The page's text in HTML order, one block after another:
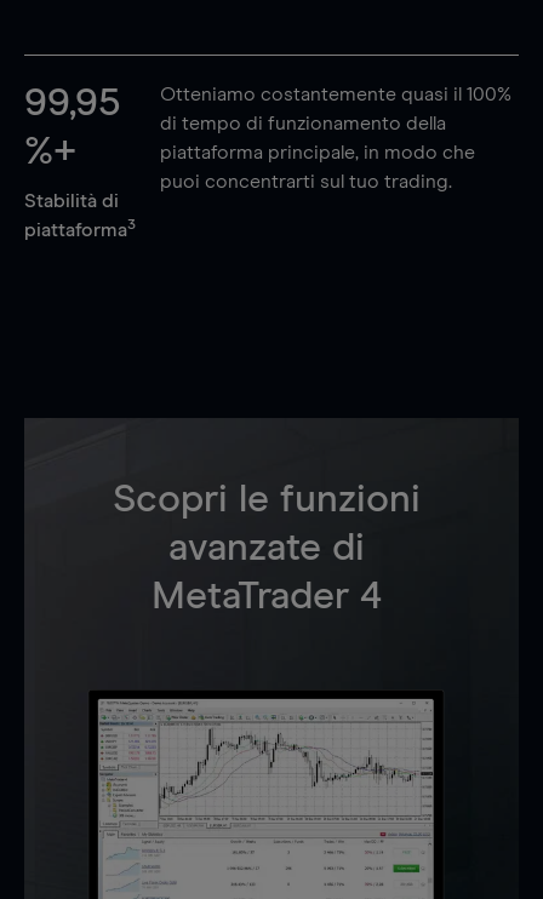
99,95
%+
Stabilità di
piattaforma3
Otteniamo costantemente quasi il 100%
di tempo di funzionamento della
piattaforma principale, in modo che
puoi concentrarti sul tuo trading.
Scopri le funzioni
avanzate di
MetaTrader 4